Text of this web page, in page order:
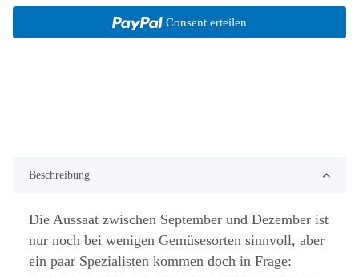
Consent erteilen
Beschreibung
Die Aussaat zwischen September und Dezember ist
nur noch bei wenigen Gemüsesorten sinnvoll, aber
ein paar Spezialisten kommen doch in Frage: